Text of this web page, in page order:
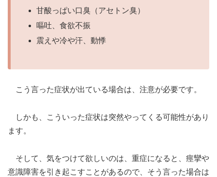
甘酸っぱい口臭（アセトン臭）
嘔吐、食欲不振
震えや冷や汗、動悸
こう言った症状が出ている場合は、注意が必要です。
しかも、こういった症状は突然やってくる可能性があり
ます。
そして、気をつけて欲しいのは、重症になると、痙攣や
意識障害を引き起こすことがあるので、そう言った場合は